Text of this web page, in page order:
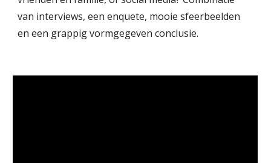
van interviews, een enquete, mooie sfeerbeelden
en een grappig vormgegeven conclusie.